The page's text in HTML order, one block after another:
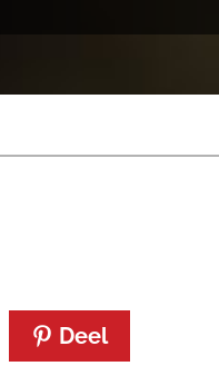
Deel